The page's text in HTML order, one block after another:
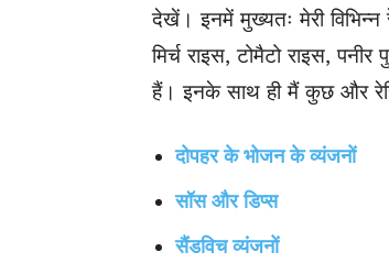
देखें। इनमें मुख्यतः मेरी विभिन्न
मिर्च राइस, टोमैटो राइस,
हैं। इनके साथ ही मैं कुछ और
दोपहर के भोजन के व्यंजनों
सॉस और डिप्स
सैंडविच व्यंजनों